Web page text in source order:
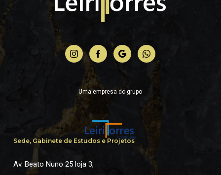
Uma empresa do grupo
Sede, Gabinete de Estudos e Projetos
Av. Beato Nuno 25 loja 3,